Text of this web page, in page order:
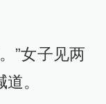
”女子见两
。